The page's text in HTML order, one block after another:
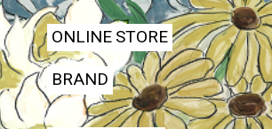
ONLINE STORE
BRAND